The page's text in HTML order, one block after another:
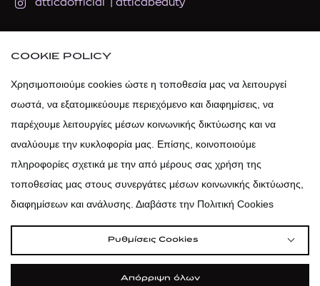
atticaofficial atticabeauty
atticadps
Πολιτική Cookies | Κώδικας Δεοντολογίας
COOKIE POLICY
Χρησιμοποιούμε cookies ώστε η τοποθεσία μας να λειτουργεί
σωστά, να εξατομικεύουμε περιεχόμενο και διαφημίσεις, να
παρέχουμε λειτουργίες μέσων κοινωνικής δικτύωσης και να
αναλύουμε την κυκλοφορία μας. Επίσης, κοινοποιούμε
πληροφορίες σχετικά με την από μέρους σας χρήση της
τοποθεσίας μας στους συνεργάτες μέσων κοινωνικής δικτύωσης,
διαφημίσεων και ανάλυσης. Διαβάστε την Πολιτική Cookies
Ρυθμίσεις Cookies
Απόρριψη όλων